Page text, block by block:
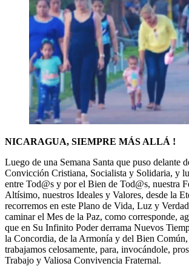
NICARAGUA, SIEMPRE MÁS ALLÁ !
Luego de una Semana Santa que puso delante
Convicción Cristiana, Socialista y Solidaria, y
entre Tod@s y por el Bien de Tod@s, nuestra
Altísimo, nuestros Ideales y Valores, desde la
recorremos en este Plano de Vida, Luz y
caminar el Mes de la Paz, como corresponde,
que en Su Infinito Poder derrama Nuevos
la Concordia, de la Armonía y del Bien Común,
trabajamos celosamente, para, invocándole,
Trabajo y Valiosa Convivencia Fraternal.